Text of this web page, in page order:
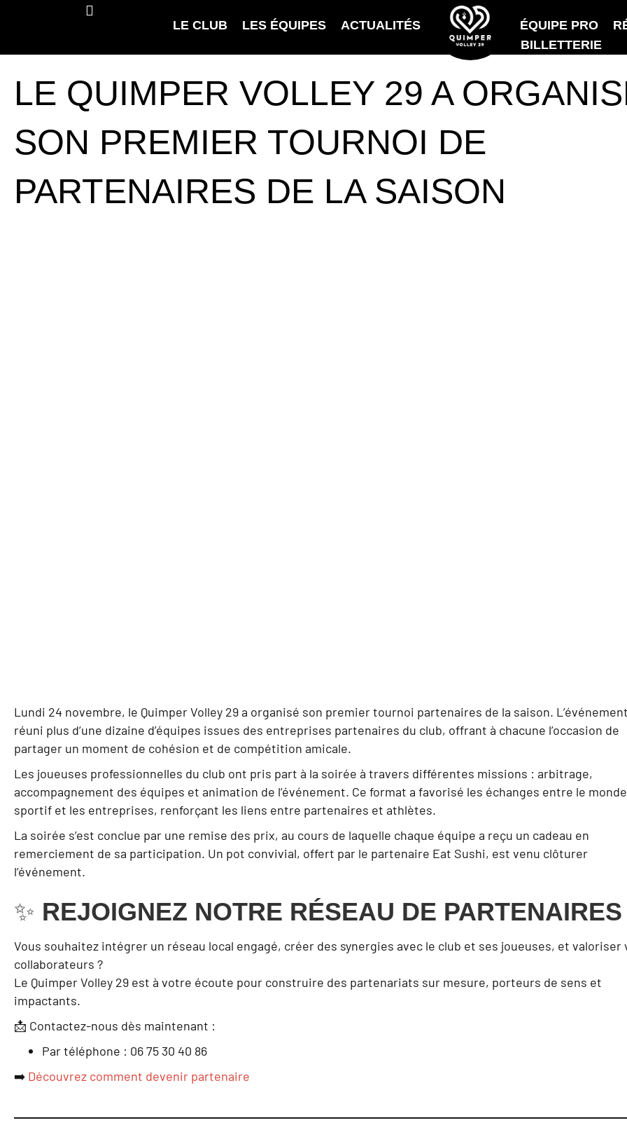
LE CLUB LES ÉQUIPES ACTUALITÉS ÉQUIPE PRO
BILLETTERIE
LE QUIMPER VOLLEY 29 A
SON PREMIER TOURNOI DE
PARTENAIRES DE LA SAISON
Lundi 24 novembre, le Quimper Volley 29 a organisé son premier tournoi partenaires de la saison.
réuni plus d’une dizaine d’équipes issues des entreprises partenaires du club, offrant à chacune l’occasion de
partager un moment de cohésion et de compétition amicale.
Les joueuses professionnelles du club ont pris part à la soirée à travers différentes missions : arbitrage,
accompagnement des équipes et animation de l’événement. Ce format a favorisé les échanges entre le monde
sportif et les entreprises, renforçant les liens entre partenaires et athlètes.
La soirée s’est conclue par une remise des prix, au cours de laquelle chaque équipe a reçu un cadeau en
remerciement de sa participation. Un pot convivial, offert par le partenaire Eat Sushi, est venu clôturer
l’événement.
✨ REJOIGNEZ NOTRE RÉSEAU DE PARTENAIRES
Vous souhaitez intégrer un réseau local engagé, créer des synergies avec le club et ses joueuses, et valoriser
collaborateurs ?
Le Quimper Volley 29 est à votre écoute pour construire des partenariats sur mesure, porteurs de sens et
impactants.
📩 Contactez-nous dès maintenant :
Par téléphone : 06 75 30 40 86
➡️ Découvrez comment devenir partenaire